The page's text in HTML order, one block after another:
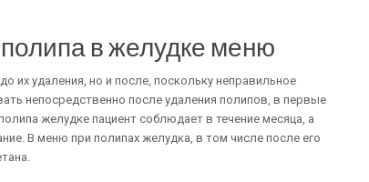
в желудке меню
их удаления, но и после, поскольку неправильное
непосредственно после удаления полипов, в первые
желудке пациент соблюдает в течение месяца, а
В меню при полипах желудка, в том числе после его